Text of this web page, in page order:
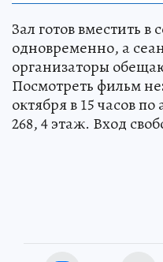
Зал готов вместить в
одновременно, а
организаторы
Посмотреть фильм
октября в 15 часов
268, 4 этаж. Вход